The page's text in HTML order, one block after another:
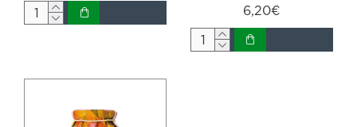
6,20€